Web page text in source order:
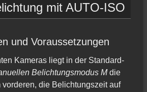
mit AUTO-ISO
und Voraussetzungen
Kameras liegt in der Standard-
Belichtungsmodus Mdie
vorderen, die Belichtungszeit auf